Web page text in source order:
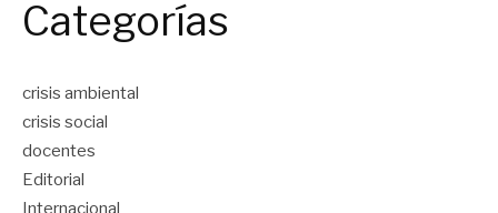
Categorías
crisis ambiental
crisis social
docentes
Editorial
Internacional